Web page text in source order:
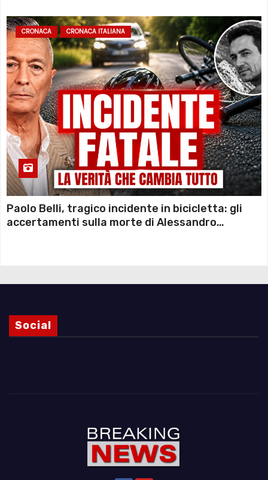
CRONACA CRONACA ITALIANA
Paolo Belli, tragico incidente in bicicletta: gli
accertamenti sulla morte di Alessandro
Social